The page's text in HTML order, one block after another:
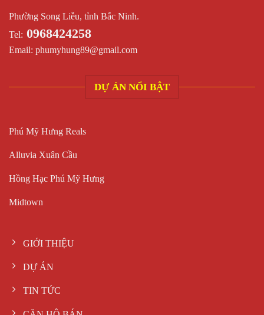
Phường Song Liễu, tỉnh Bắc Ninh.
Tel: 0968424258
Email: phumyhung89@gmail.com
DỰ ÁN NỔI BẬT
Phú Mỹ Hưng Reals
Alluvia Xuân Cầu
Hồng Hạc Phú Mỹ Hưng
Midtown
GIỚI THIỆU
DỰ ÁN
TIN TỨC